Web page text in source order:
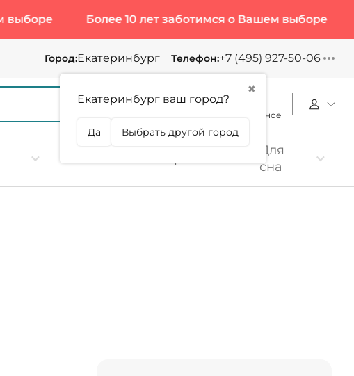
Более 10 лет заботимся о Вашем выборе Более
Город:Екатеринбург
✖
Екатеринбург ваш город?
Да Выбрать другой город
Телефон:+7 (495) 927-50-06
Избранное
Для
сна